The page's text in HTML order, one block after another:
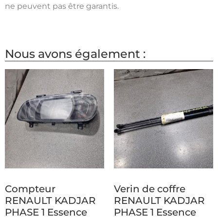
ne peuvent pas être garantis.
Nous avons également :
Compteur
RENAULT KADJAR
PHASE 1 Essence
Verin de coffre
RENAULT KADJAR
PHASE 1 Essence